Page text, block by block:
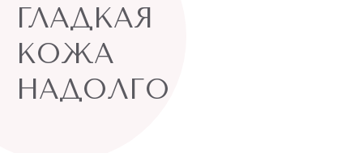
ГЛАДКАЯ
КОЖА
НАДОЛГО